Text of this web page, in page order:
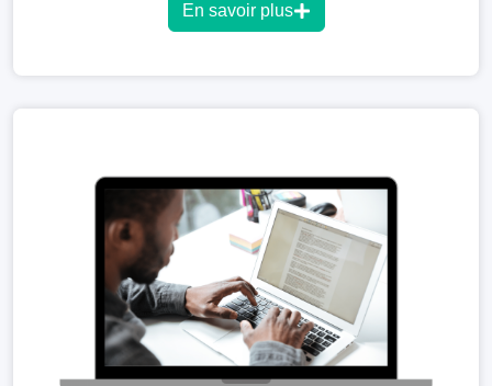
En savoir plus